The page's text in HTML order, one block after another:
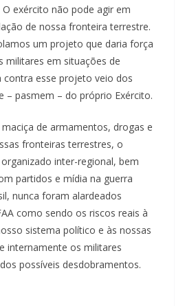
exército não pode agir em
de nossa fronteira terrestre.
um projeto que daria força
militares em situações de
contra esse projeto veio dos
– pasmem – do próprio Exército.
de armamentos, drogas e
fronteiras terrestres, o
inter-regional, bem
partidos e mídia na guerra
nunca foram alardeados
como sendo os riscos reais à
sistema político e às nossas
internamente os militares
possíveis desdobramentos.